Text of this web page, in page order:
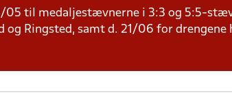
05 til medaljestævnerne i 3:3 og 5:5-
Ringsted, samt d. 21/06 for drengene